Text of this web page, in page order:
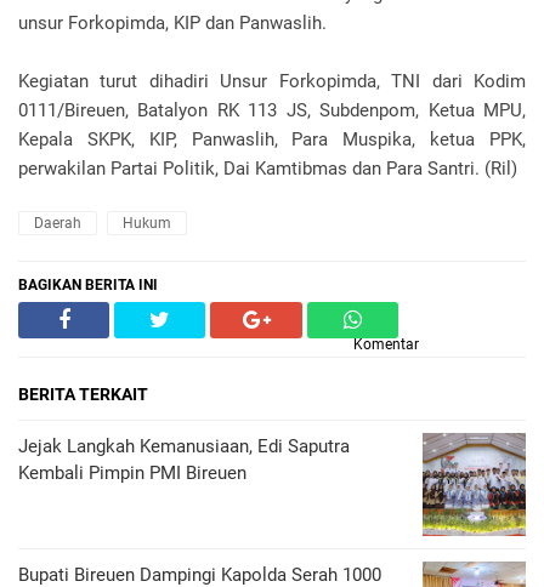
unsur Forkopimda, KIP dan Panwaslih.
Kegiatan turut dihadiri Unsur Forkopimda, TNI dari Kodim
0111/Bireuen, Batalyon RK 113 JS, Subdenpom, Ketua MPU,
Kepala SKPK, KIP, Panwaslih, Para Muspika, ketua PPK,
perwakilan Partai Politik, Dai Kamtibmas dan Para Santri. (Ril)
Daerah Hukum
BAGIKAN BERITA INI
Komentar
BERITA TERKAIT
Jejak Langkah Kemanusiaan, Edi Saputra
Kembali Pimpin PMI Bireuen
Bupati Bireuen Dampingi Kapolda Serah 1000